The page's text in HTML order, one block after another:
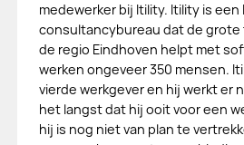
medewerker bij Itility. Itility is een
consultancybureau dat de
de regio Eindhoven helpt met
werken ongeveer 350 mensen.
vierde werkgever en hij werkt er
het langst dat hij ooit voor een
hij is nog niet van plan te